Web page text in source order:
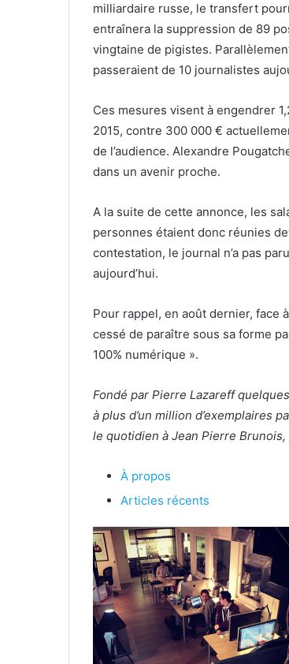
milliardaire russe, le transfert
entraînera la suppression de 89
vingtaine de pigistes.
passeraient de 10 journalistes
Ces mesures visent à engendrer
2015, contre 300 000 €
de l’audience. Alexandre
dans un avenir proche.
A la suite de cette annonce, les
personnes étaient donc réunies
contestation, le journal n’a pas
aujourd’hui.
Pour rappel, en août dernier, face
cessé de paraître sous sa forme
100% numérique ».
Fondé par Pierre Lazareff
à plus d’un million d’exemplaires
le quotidien à Jean Pierre
À propos
Articles récents